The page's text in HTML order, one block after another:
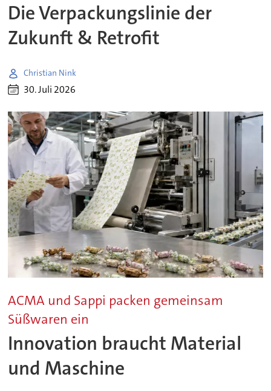
Die Verpackungslinie der
Zukunft & Retrofit
Christian Nink
30. Juli 2026
ACMA und Sappi packen gemeinsam
Süßwaren ein
Innovation braucht Material
und Maschine